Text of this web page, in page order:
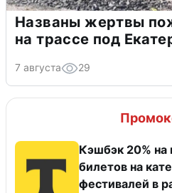
Названы жертвы
на трассе под
7 августа 29
Кэшбэк 20% на
билетов на
фестивалей в